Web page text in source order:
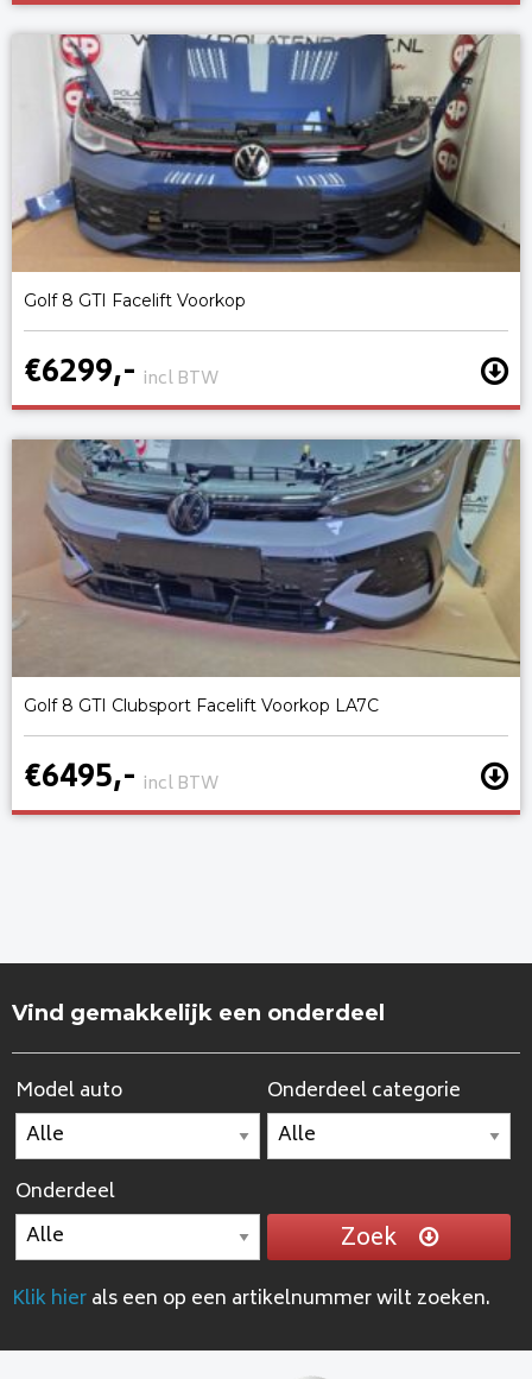
Golf 8 GTI Facelift Voorkop
€6299,- incl BTW
Golf 8 GTI Clubsport Facelift Voorkop LA7C
€6495,- incl BTW
Vind gemakkelijk een onderdeel
Model auto Onderdeel categorie
Onderdeel
Zoek
Klik hierals een op een artikelnummer wilt zoeken.